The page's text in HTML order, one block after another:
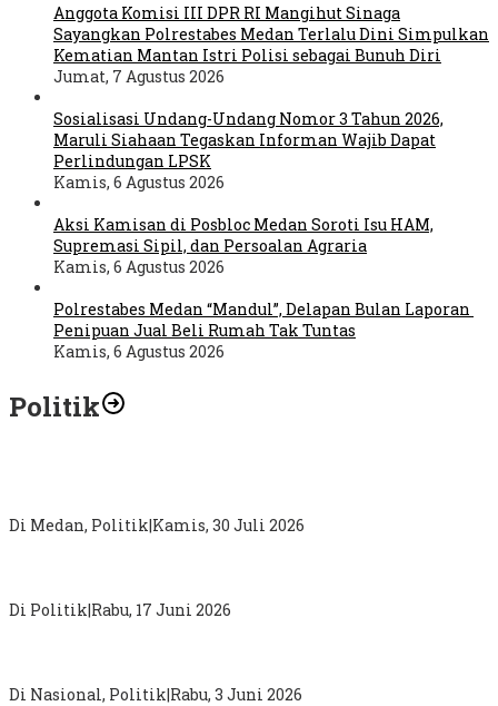
Anggota Komisi III DPR RI Mangihut Sinaga
Sayangkan Polrestabes Medan Terlalu Dini Simpulkan
Kematian Mantan Istri Polisi sebagai Bunuh Diri
Jumat, 7 Agustus 2026
Sosialisasi Undang-Undang Nomor 3 Tahun 2026,
Maruli Siahaan Tegaskan Informan Wajib Dapat
Perlindungan LPSK
Kamis, 6 Agustus 2026
Aksi Kamisan di Posbloc Medan Soroti Isu HAM,
Supremasi Sipil, dan Persoalan Agraria
Kamis, 6 Agustus 2026
Polrestabes Medan “Mandul”, Delapan Bulan Laporan
Penipuan Jual Beli Rumah Tak Tuntas
Kamis, 6 Agustus 2026
Politik
Di Medan, Politik|Kamis, 30 Juli 2026
Di Politik|Rabu, 17 Juni 2026
Di Nasional, Politik|Rabu, 3 Juni 2026